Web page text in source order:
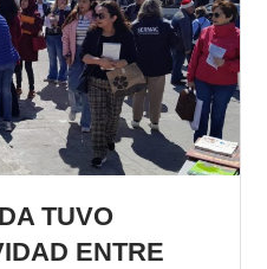
TUVO
ENTRE